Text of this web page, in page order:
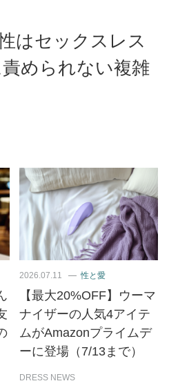
はセックスレス
められない複雑
2026.07.11 性と愛
【最大20%OFF】ウーマ
ナイザーの人気4アイテ
ムがAmazonプライムデ
ーに登場（7/13まで）
DRESS NEWS